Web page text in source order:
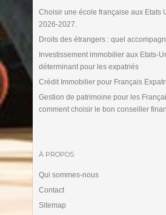
Choisir une école française aux Etats
2026-2027.
Droits des étrangers : quel
Investissement immobilier aux Etats-
déterminant pour les expatriés
Crédit Immobilier pour Français
Gestion de patrimoine pour les
comment choisir le bon conseiller
À PROPOS
Qui sommes-nous
Contact
Sitemap